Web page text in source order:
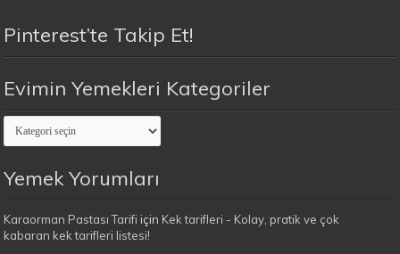
Pinterest’te Takip Et!
Evimin Yemekleri Kategoriler
Evimin
Yemekleri
Kategoriler
Yemek Yorumları
Karaorman Pastası Tarifi için Kek tarifleri - Kolay, pratik ve çok
kabaran kek tarifleri listesi!